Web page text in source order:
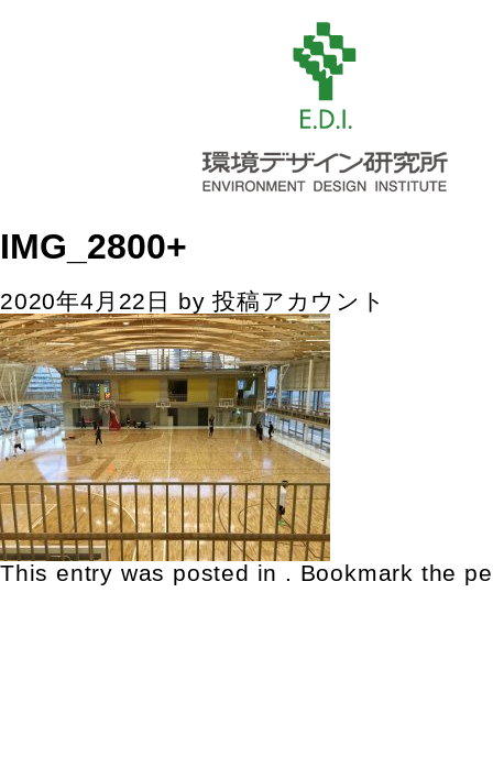
IMG_2800+
2020年4月22日 by投稿アカウント
This entry was posted in . Bookmark the